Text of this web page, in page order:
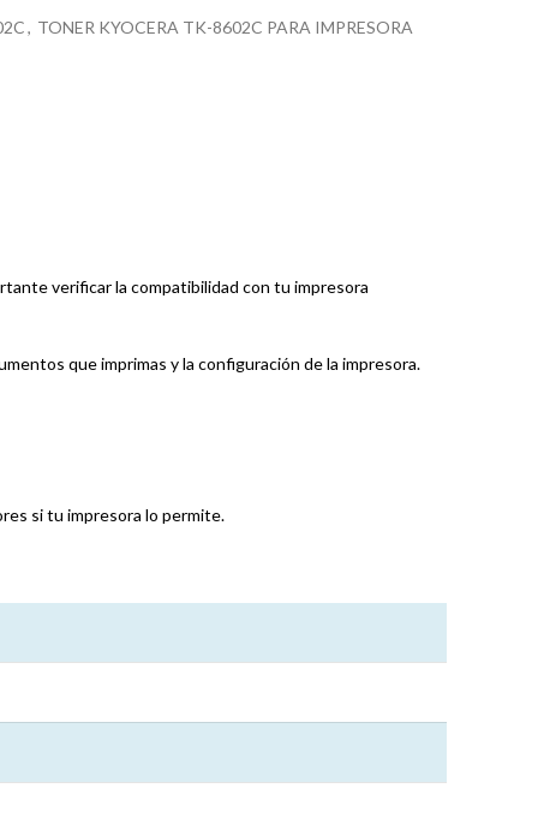
, TONER KYOCERA TK-8602C PARA IMPRESORA
verificar la compatibilidad con tu impresora
que imprimas y la configuración de la impresora.
si tu impresora lo permite.